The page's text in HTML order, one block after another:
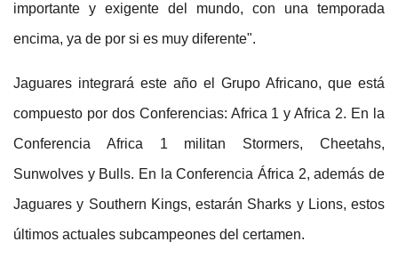
importante y exigente del mundo, con una temporada
encima, ya de por si es muy diferente".
Jaguares integrará este año el Grupo Africano, que está
compuesto por dos Conferencias: Africa 1 y Africa 2. En la
Conferencia Africa 1 militan Stormers, Cheetahs,
Sunwolves y Bulls. En la Conferencia África 2, además de
Jaguares y Southern Kings, estarán Sharks y Lions, estos
últimos actuales subcampeones del certamen.